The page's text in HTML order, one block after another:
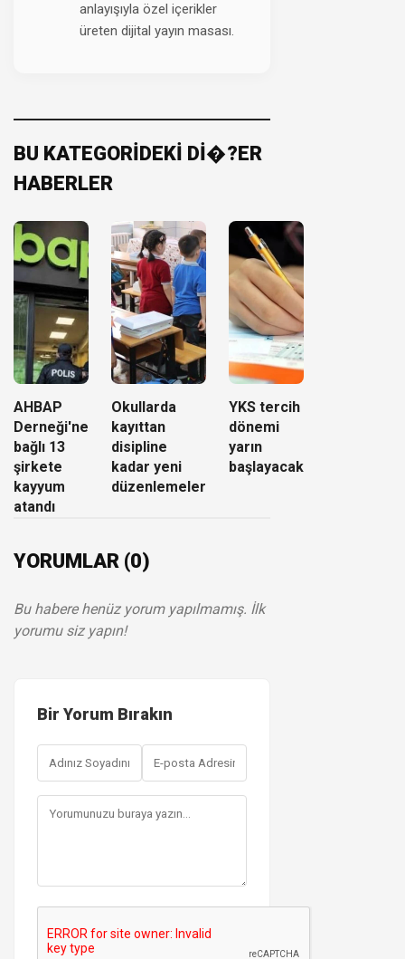
anlayışıyla özel içerikler
üreten dijital yayın masası.
BU KATEGORİDEKİ Dİ�?ER
HABERLER
AHBAP
Derneği'ne
bağlı 13
şirkete
kayyum
atandı
Okullarda
kayıttan
disipline
kadar yeni
düzenlemeler
YKS tercih
dönemi
yarın
başlayacak
YORUMLAR (0)
Bu habere henüz yorum yapılmamış. İlk
yorumu siz yapın!
Bir Yorum Bırakın